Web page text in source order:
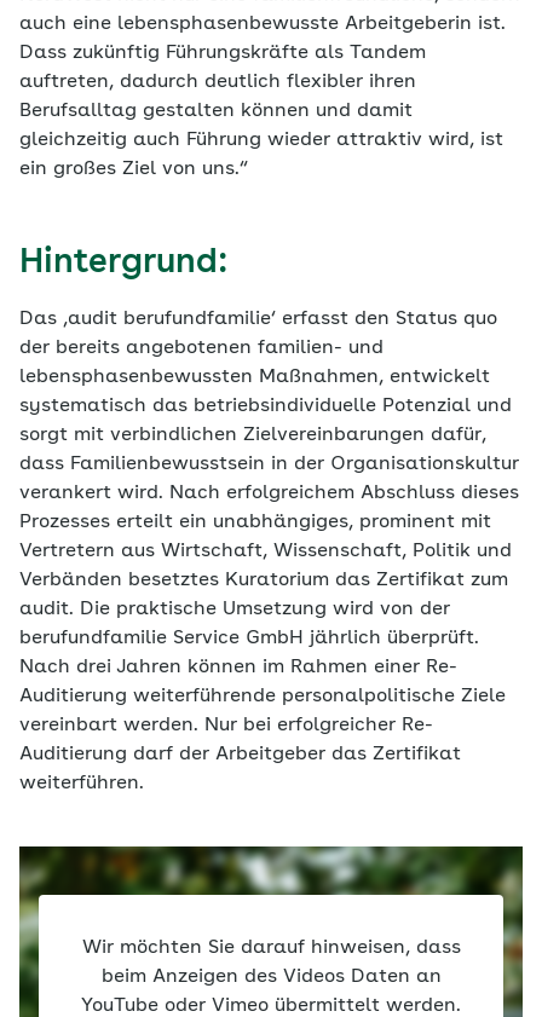
auch eine lebensphasenbewusste Arbeitgeberin ist.
Dass zukünftig Führungskräfte als Tandem
auftreten, dadurch deutlich flexibler ihren
Berufsalltag gestalten können und damit
gleichzeitig auch Führung wieder attraktiv wird, ist
ein großes Ziel von uns.“
Hintergrund:
Das ‚audit berufundfamilie‘ erfasst den Status quo
der bereits angebotenen familien- und
lebensphasenbewussten Maßnahmen, entwickelt
systematisch das betriebsindividuelle Potenzial und
sorgt mit verbindlichen Zielvereinbarungen dafür,
dass Familienbewusstsein in der Organisationskultur
verankert wird. Nach erfolgreichem Abschluss dieses
Prozesses erteilt ein unabhängiges, prominent mit
Vertretern aus Wirtschaft, Wissenschaft, Politik und
Verbänden besetztes Kuratorium das Zertifikat zum
audit. Die praktische Umsetzung wird von der
berufundfamilie Service GmbH jährlich überprüft.
Nach drei Jahren können im Rahmen einer Re-
Auditierung weiterführende personalpolitische Ziele
vereinbart werden. Nur bei erfolgreicher Re-
Auditierung darf der Arbeitgeber das Zertifikat
weiterführen.
Wir möchten Sie darauf hinweisen, dass
beim Anzeigen des Videos Daten an
YouTube oder Vimeo übermittelt werden.